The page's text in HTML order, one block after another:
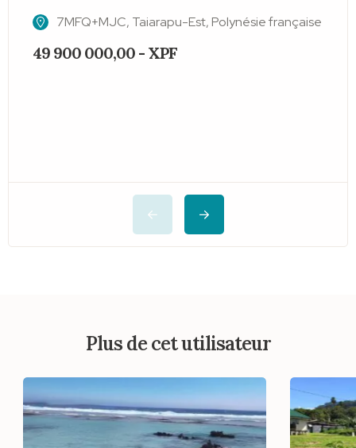
7MFQ+MJC, Taiarapu-Est, Polynésie française
49 900 000,00 - XPF
Plus de cet utilisateur